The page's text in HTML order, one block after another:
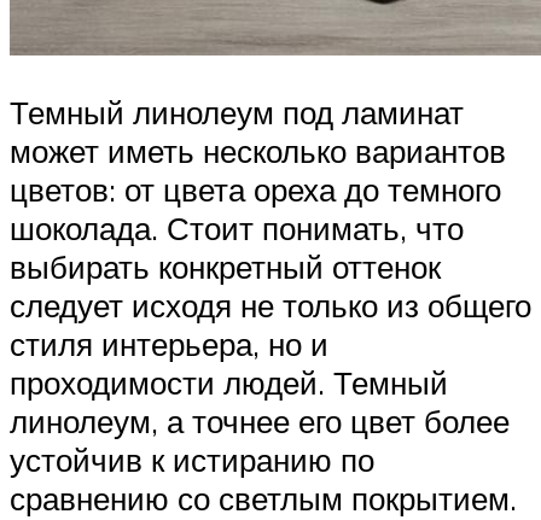
Темный линолеум под ламинат
может иметь несколько вариантов
цветов: от цвета ореха до темного
шоколада. Стоит понимать, что
выбирать конкретный оттенок
следует исходя не только из общего
стиля интерьера, но и
проходимости людей. Темный
линолеум, а точнее его цвет более
устойчив к истиранию по
сравнению со светлым покрытием.